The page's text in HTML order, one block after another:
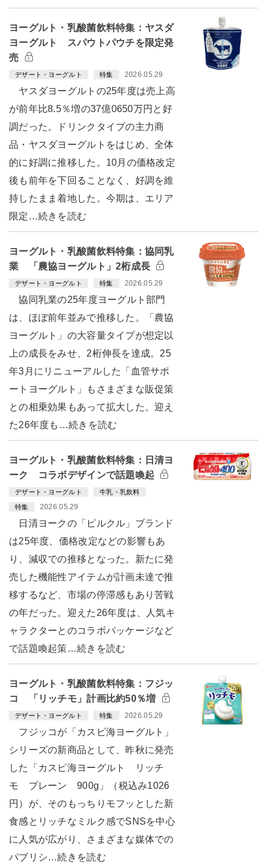
ヨーグルト・乳酸菌飲料特集：ヤスダ
ヨーグルト スパウトパウチを限定発
売
デザート・ヨーグルト 特集 2026.05.29
ヤスダヨーグルトの25年度は売上高
が前年比8.5％増の37億0650万円と好
調だった。ドリンクタイプの主力商
品・ヤスダヨーグルトをはじめ、全体
的に好調に推移した。10月の価格改定
後も前年を下回ることなく、好調を維
持したまま着地した。今期は、エリア
限定…続きを読む
ヨーグルト・乳酸菌飲料特集：協同乳
業 「農協ヨーグルト」2桁成長
デザート・ヨーグルト 特集 2026.05.29
協同乳業の25年度ヨーグルト部門
は、ほぼ前年並みで推移した。「農協
ヨーグルト」の大容量タイプが想定以
上の成長をみせ、2桁伸長を達成。25
年3月にリニューアルした「血管サポ
ートヨーグルト」もさまざまな販促策
との相乗効果もあって拡大した。迎え
た26年度も…続きを読む
ヨーグルト・乳酸菌飲料特集：日清ヨ
ーク コラボデザインで話題喚起
デザート・ヨーグルト 牛乳・乳飲料
特集 2026.05.29
日清ヨークの「ピルクル」ブランド
は25年度、価格改定などの影響もあ
り、減収での推移となった。新たに発
売した機能性アイテムが計画未達で推
移するなど、市場の停滞感もあり苦戦
の年だった。迎えた26年度は、人気キ
ャラクターとのコラボパッケージなど
で話題喚起策…続きを読む
ヨーグルト・乳酸菌飲料特集：フジッ
コ 「リッチモ」計画比約50％増
デザート・ヨーグルト 特集 2026.05.29
フジッコが「カスピ海ヨーグルト」
シリーズの新商品として、昨秋に発売
した「カスピ海ヨーグルト リッチ
モ プレーン 900g」（税込み1026
円）が、そのもっちりモフッとした新
食感とリッチなミルク感でSNSを中心
に人気が広がり、さまざまな媒体での
パブリシ…続きを読む